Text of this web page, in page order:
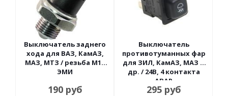
Выключатель заднего
хода для ВАЗ, КамАЗ,
МАЗ, МТЗ / резьба М16
ЭМИ
190руб
Выключатель
противотуманных фар
для ЗИЛ, КамАЗ, МАЗ и
др. / 24В, 4 контакта
АВАР
295руб